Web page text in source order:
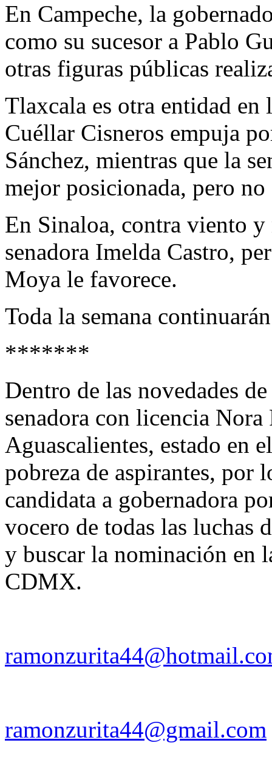
En Campeche, la
como su sucesor a Pablo
otras figuras públicas
Tlaxcala es otra entidad en
Cuéllar Cisneros empuja
Sánchez, mientras que la
mejor posicionada, pero
En Sinaloa, contra viento y
senadora Imelda Castro,
Moya le favorece.
Toda la semana
*******
Dentro de las novedades
senadora con licencia
Aguascalientes, estado en
pobreza de aspirantes, por
candidata a gobernadora
vocero de todas las luchas
y buscar la nominación en
CDMX.
ramonzurita44@gmail.com